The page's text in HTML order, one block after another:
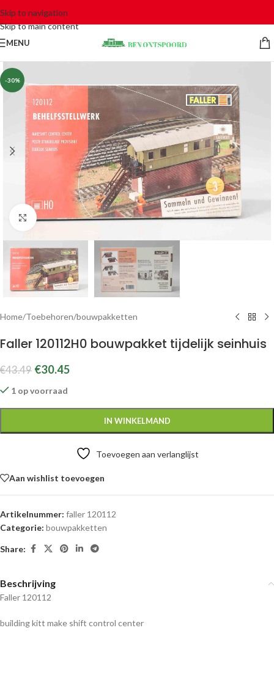
Skip to navigation
Skip to main content
MENU
-30%
Click to enlarge
Home/Toebehoren/bouwpakketten
Faller 120112H0 bouwpakket tijdelijk seinhuis
€43.49 €30.45
1 op voorraad
IN WINKELMAND
Toevoegen aan verlanglijst
Aan wishlist toevoegen
Artikelnummer: faller 120112
Categorie: bouwpakketten
Share:
Beschrijving
Faller 120112
building kitt make shift control center